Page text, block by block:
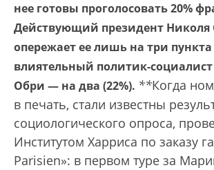
нее готовы проголосовать 20%
Действующий президент Николя
опережает ее лишь на три пункта
влиятельный политик-
Обри — на два (22%). **Когда
в печать, стали известны
социологического опроса,
Институтом Харриса по заказу
Parisien»: в первом туре за